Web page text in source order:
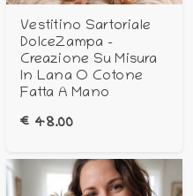
Vestitino Sartoriale
DolceZampa –
Creazione Su Misura
In Lana O Cotone
Fatta A Mano
€ 48.00